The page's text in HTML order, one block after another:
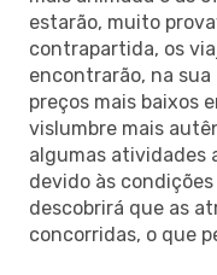
estarão, muito
contrapartida, os
encontrarão, na
preços mais baixos
vislumbre mais
algumas atividades
devido às
descobrirá que as
concorridas, o que